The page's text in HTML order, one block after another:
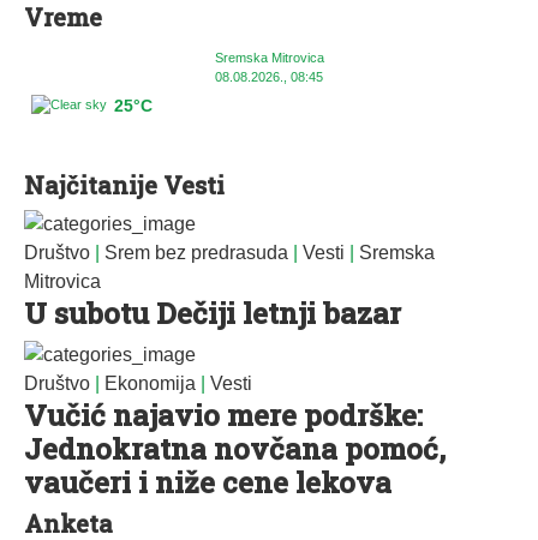
Vreme
Sremska Mitrovica
08.08.2026., 08:45
25°C
Najčitanije Vesti
Društvo Srem bez predrasuda Vesti
Sremska
Mitrovica
U subotu Dečiji letnji bazar
Društvo Ekonomija Vesti
Vučić najavio mere podrške:
Jednokratna novčana pomoć,
vaučeri i niže cene lekova
Anketa